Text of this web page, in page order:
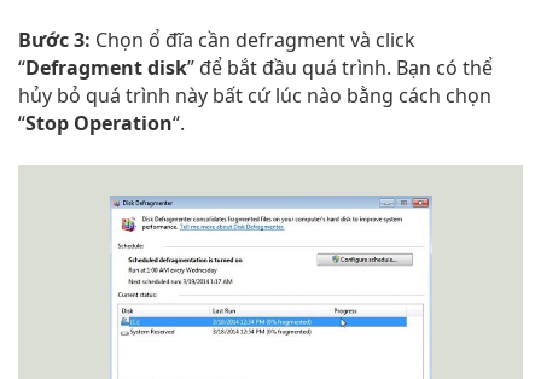
Bước 3: Chọn ổ đĩa cần defragment và click
“Defragment disk” để bắt đầu quá trình. Bạn có thể
hủy bỏ quá trình này bất cứ lúc nào bằng cách chọn
“Stop Operation“.